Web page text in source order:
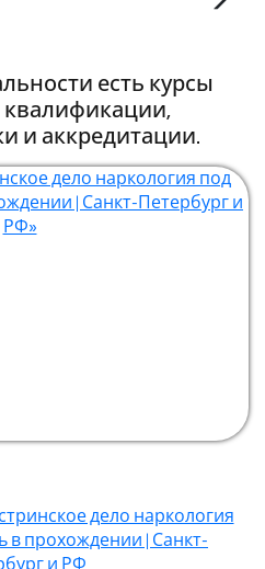
есть курсы
и аккредитации.
дело наркология под
| Санкт-Петербург и
РФ»
дело наркология
прохождении | Санкт-
и РФ